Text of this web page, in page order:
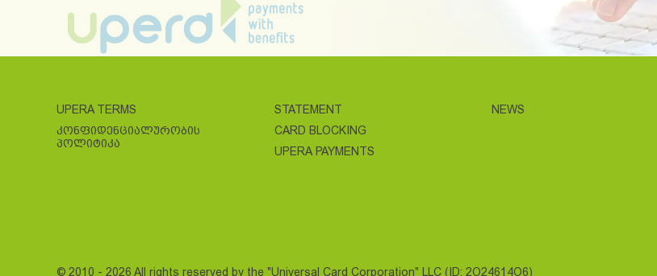
UPERA TERMS
ᲙᲝᲜᲤᲘᲓᲔᲜᲪᲘᲐᲚᲣᲠᲝᲑᲘᲡ
ᲞᲝᲚᲘᲢᲘᲙᲐ
STATEMENT
CARD BLOCKING
UPERA PAYMENTS
NEWS
© 2010 - 2026 All rights reserved by the "Universal Card Corporation" LLC (ID: 2O24614O6)